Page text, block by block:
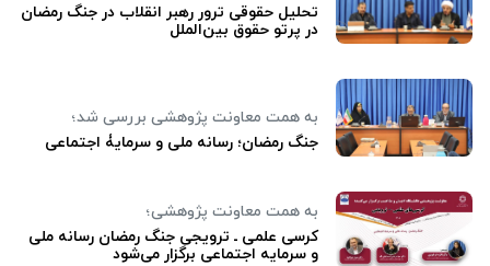
تحلیل حقوقی ترور رهبر انقلاب در جنگ رمضان
در پرتو حقوق بین‌الملل
به همت معاونت پژوهشی بررسی شد؛
جنگ رمضان؛ رسانه ملی و سرمایۀ اجتماعی
به همت معاونت پژوهشی؛
کرسی علمی ـ ترویجی جنگ رمضان رسانه ملی
و سرمایه اجتماعی برگزار می‌شود